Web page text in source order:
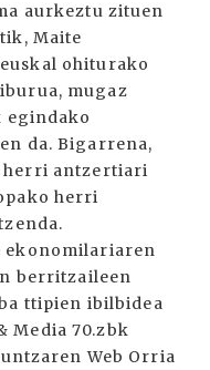
aurkeztu zituen
Maite
ohiturako
mugaz
egindako
da. Bigarrena,
herri antzertiari
herri
ekonomilariaren
berritzaileen
ttipien ibilbidea
Media 70.zbk
Web Orria